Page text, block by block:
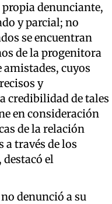
propia denunciante,
y parcial; no
se encuentran
de la progenitora
amistades, cuyos
y
credibilidad de tales
en consideración
de la relación
través de los
destacó el
denunció a su